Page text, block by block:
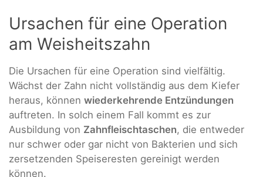
Ursachen für eine Operation
am Weisheitszahn
Die Ursachen für eine Operation sind vielfältig.
Wächst der Zahn nicht vollständig aus dem Kiefer
heraus, können wiederkehrende Entzündungen
auftreten. In solch einem Fall kommt es zur
Ausbildung von Zahnfleischtaschen, die entweder
nur schwer oder gar nicht von Bakterien und sich
zersetzenden Speiseresten gereinigt werden
können.